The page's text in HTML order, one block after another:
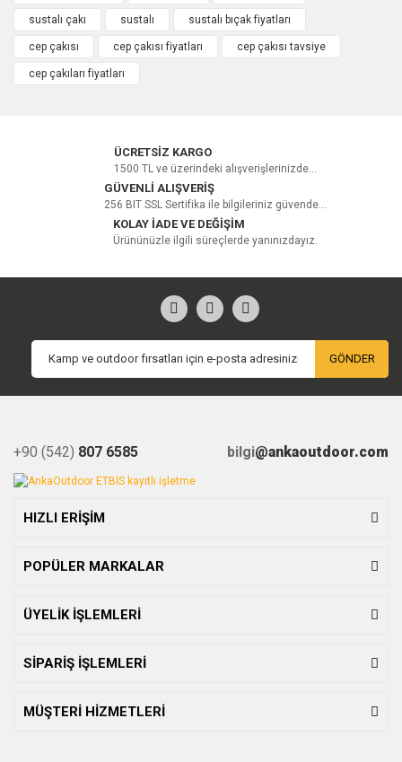
Bu ürüne ilk yorumu siz yapın!
sustalı çakı sustalı sustalı bıçak fiyatları
cep çakısı cep çakısı fiyatları cep çakısı tavsiye
cep çakıları fiyatları
ÜCRETSİZ KARGO
1500 TL ve üzerindeki alışverişlerinizde...
GÜVENLİ ALIŞVERİŞ
256 BIT SSL Sertifika ile bilgileriniz güvende...
KOLAY İADE VE DEĞİŞİM
Ürününüzle ilgili süreçlerde yanınızdayız.
GÖNDER
+90 (542) 807 6585 bilgi@ankaoutdoor.com
HIZLI ERİŞİM
POPÜLER MARKALAR
ÜYELİK İŞLEMLERİ
SİPARİŞ İŞLEMLERİ
MÜŞTERİ HİZMETLERİ